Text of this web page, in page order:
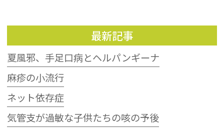
最新記事
夏風邪、手足口病とヘルパンギーナ
麻疹の小流行
ネット依存症
気管支が過敏な子供たちの咳の予後